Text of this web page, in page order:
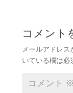
コメント
メールアドレス
いている欄は必